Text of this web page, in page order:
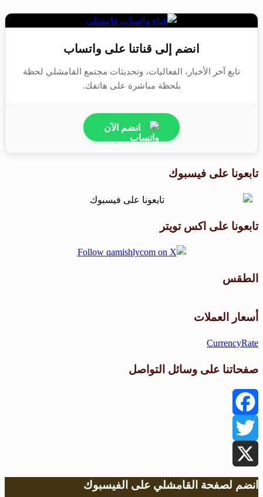
انضم إلى قناتنا على واتساب
تابع آخر الأخبار، الفعاليات، وتحديثات مجتمع القامشلي لحظة
بلحظة مباشرة على هاتفك.
انضم الآن
تابعونا على فيسبوك
تابعونا على اكس تويتر
الطقس
أسعار العملات
CurrencyRate
صفحاتنا على وسائل التواصل
Facebook
Twitter
X
انضم لصفحة القامشلي على الفيسبوك